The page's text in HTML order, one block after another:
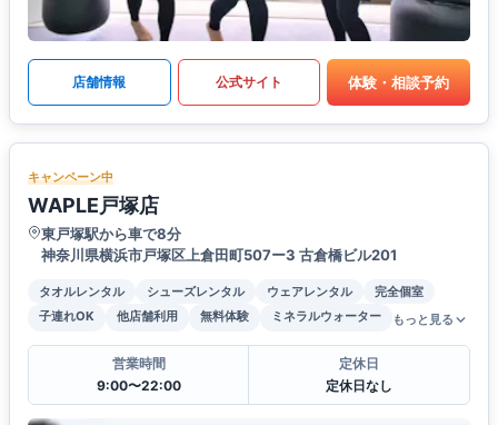
店舗情報 公式サイト 体験・相談予約
キャンペーン中
WAPLE戸塚店
東戸塚駅から車で8分
神奈川県横浜市戸塚区上倉田町507ー3 古倉橋ビル201
タオルレンタル シューズレンタル ウェアレンタル
完全個室
子連れOK
他店舗利用 無料体験 ミネラルウォーター もっと見る
営業時間
9:00〜22:00
定休日
定休日なし